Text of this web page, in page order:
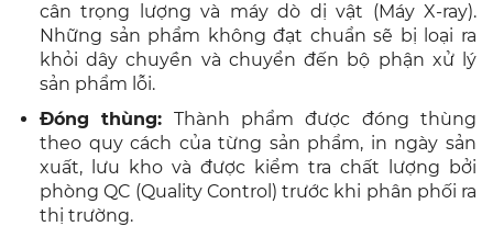
cân trọng lượng và máy dò dị vật (Máy X-ray).
Những sản phẩm không đạt chuẩn sẽ bị loại ra
khỏi dây chuyền và chuyển đến bộ phận xử lý
sản phẩm lỗi.
Đóng thùng: Thành phẩm được đóng thùng
theo quy cách của từng sản phẩm, in ngày sản
xuất, lưu kho và được kiểm tra chất lượng bởi
phòng QC (Quality Control) trước khi phân phối ra
thị trường.